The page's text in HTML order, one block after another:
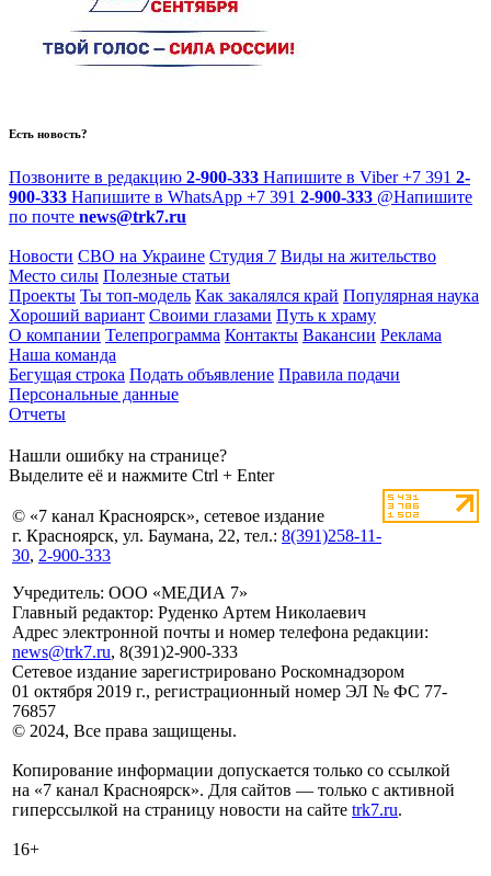
Есть новость?
Позвоните в редакцию 2-900-333 Напишите в Viber +7 391 2-
900-333 Напишите в WhatsApp +7 391 2-900-333 @Напишите
по почте news@trk7.ru
Новости СВО на Украине Студия 7 Виды на жительство
Место силы Полезные статьи
Проекты Ты топ-модель Как закалялся край Популярная наука
Хороший вариант Своими глазами Путь к храму
О компании Телепрограмма Контакты Вакансии Реклама
Наша команда
Бегущая строка Подать объявление Правила подачи
Персональные данные
Отчеты
Нашли ошибку на странице?
Выделите её и нажмите Ctrl + Enter
© «7 канал Красноярск», сетевое издание
г. Красноярск, ул. Баумана, 22, тел.: 8(391)258-11-
30, 2-900-333
Учредитель: ООО «МЕДИА 7»
Главный редактор: Руденко Артем Николаевич
Адрес электронной почты и номер телефона редакции:
news@trk7.ru, 8(391)2-900-333
Сетевое издание зарегистрировано Роскомнадзором
01 октября 2019 г., регистрационный номер ЭЛ № ФС 77-
76857
© 2024, Все права защищены.
Копирование информации допускается только со ссылкой
на «7 канал Красноярск». Для сайтов — только с активной
гиперссылкой на страницу новости на сайте trk7.ru.
16+